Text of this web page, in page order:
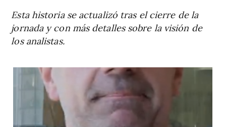
Esta historia se actualizó tras el cierre de la
jornada y con más detalles sobre la visión de
los analistas.